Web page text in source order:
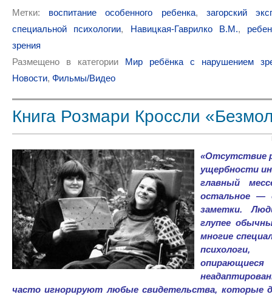
Метки: воспитание особенного ребенка, загорский
специальной психологии, Навицкая-Гаврилко В.М.,
зрения
Размещено в категории Мир ребёнка с нарушением
Новости, Фильмы/Видео
Книга Розмари Кроссли
«Отсутствие
ущербности
главный
остальное —
заметки.
глупее
многие
опирающиеся
часто игнорируют любые свидетельства, которые